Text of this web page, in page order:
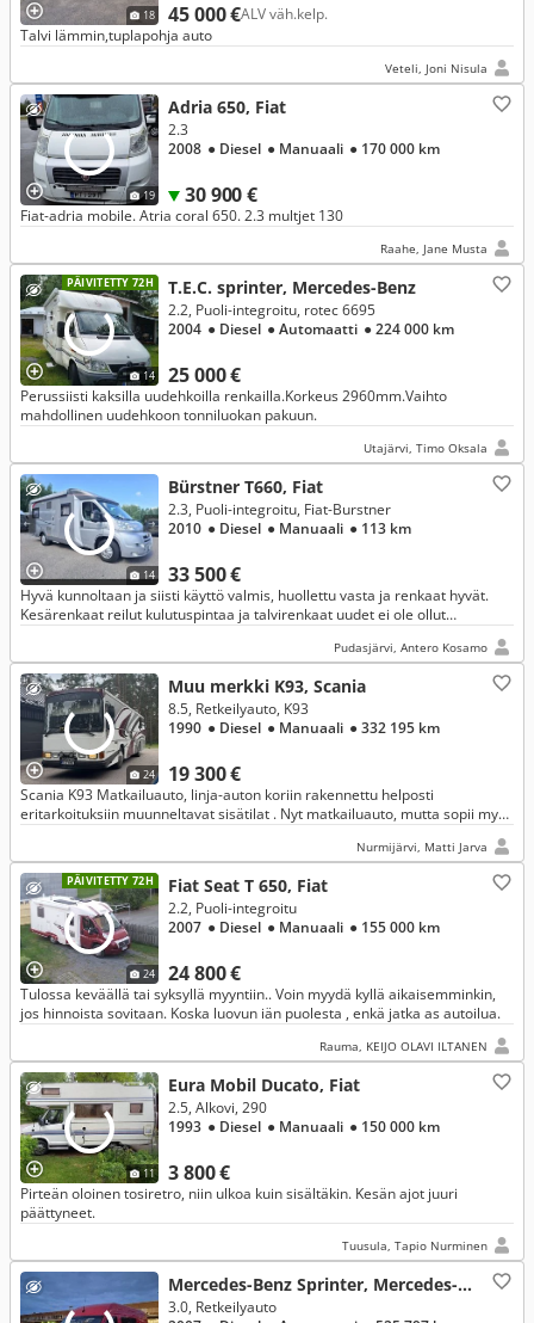
18 45 000 €ALV väh.kelp.
Talvi lämmin,tuplapohja auto
Veteli, Joni Nisula
19
Adria 650, Fiat
30 900 €
2.3
2008 ● Diesel ● Manuaali ● 170 000 km
Fiat-adria mobile. Atria coral 650. 2.3 multjet 130
Raahe, Jane Musta
PÄIVITETTY 72H
14
T.E.C. sprinter, Mercedes-Benz
25 000 €
2.2, Puoli-integroitu, rotec 6695
2004 ● Diesel ● Automaatti ● 224 000 km
Perussiisti kaksilla uudehkoilla renkailla.Korkeus 2960mm.Vaihto
mahdollinen uudehkoon tonniluokan pakuun.
Utajärvi, Timo Oksala
14
Bürstner T660, Fiat
33 500 €
2.3, Puoli-integroitu, Fiat-Burstner
2010 ● Diesel ● Manuaali ● 113 km
Hyvä kunnoltaan ja siisti käyttö valmis, huollettu vasta ja renkaat hyvät.
Kesärenkaat reilut kulutuspintaa ja talvirenkaat uudet ei ole ollut
Pudasjärvi, Antero Kosamo
24
Muu merkki K93, Scania
19 300 €
8.5, Retkeilyauto, K93
1990 ● Diesel ● Manuaali ● 332 195 km
Scania K93 Matkailuauto, linja-auton koriin rakennettu helposti
eritarkoituksiin muunneltavat sisätilat . Nyt matkailuauto, mutta sopii myös
Nurmijärvi, Matti Jarva
PÄIVITETTY 72H
24
Fiat Seat T 650, Fiat
24 800 €
2.2, Puoli-integroitu
2007 ● Diesel ● Manuaali ● 155 000 km
Tulossa keväällä tai syksyllä myyntiin.. Voin myydä kyllä aikaisemminkin,
jos hinnoista sovitaan. Koska luovun iän puolesta , enkä jatka as autoilua.
Rauma, KEIJO OLAVI ILTANEN
11
Eura Mobil Ducato, Fiat
3 800 €
2.5, Alkovi, 290
1993 ● Diesel ● Manuaali ● 150 000 km
Pirteän oloinen tosiretro, niin ulkoa kuin sisältäkin. Kesän ajot juuri
päättyneet.
Tuusula, Tapio Nurminen
Mercedes-Benz Sprinter, Mercedes-Benz
3.0, Retkeilyauto